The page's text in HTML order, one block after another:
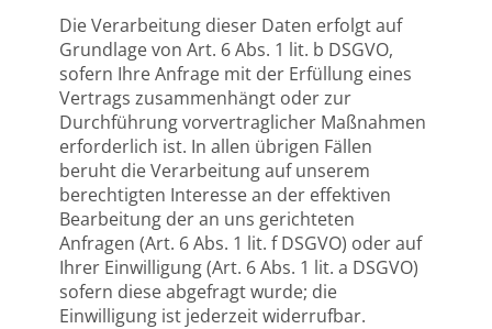
Die Verarbeitung dieser Daten erfolgt auf
Grundlage von Art. 6 Abs. 1 lit. b DSGVO,
sofern Ihre Anfrage mit der Erfüllung eines
Vertrags zusammenhängt oder zur
Durchführung vorvertraglicher Maßnahmen
erforderlich ist. In allen übrigen Fällen
beruht die Verarbeitung auf unserem
berechtigten Interesse an der effektiven
Bearbeitung der an uns gerichteten
Anfragen (Art. 6 Abs. 1 lit. f DSGVO) oder auf
Ihrer Einwilligung (Art. 6 Abs. 1 lit. a DSGVO)
sofern diese abgefragt wurde; die
Einwilligung ist jederzeit widerrufbar.